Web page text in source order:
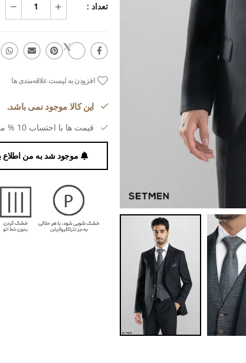
تعداد :
افزودن به لیست علاقه‌مندی ها
این کالا موجود نمی باشد.
قیمت ها با احتساب 10 % مالیات بر ارزش افزوده می باشد.
موجود شد به من اطلاع